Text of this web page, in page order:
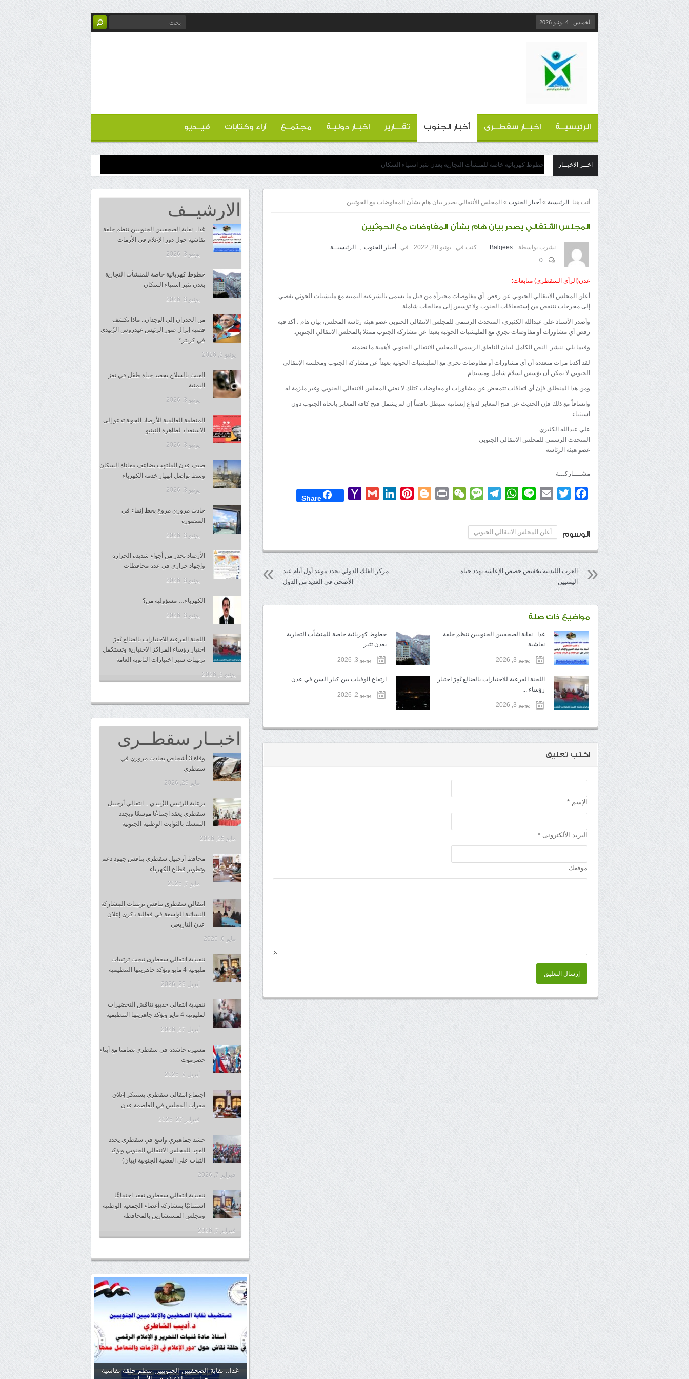
الخميس , 4 يونيو 2026
الرئيسيــة اخبــار سقطــرى أخبار الجنوب تقـــارير اخبـار دوليـة مجتمــع آراء وكتابات فيــديو
اخــر الاخبــار خطوط كهربائية خاصة للمنشأت التجارية بعدن تثير استياء السكان
أنت هنا : الرئيسية » أخبار الجنوب » المجلس الأنتقالي يصدر بيان هام بشأن المفاوضات مع الحوثيين
المجلس الأنتقالي يصدر بيان هام بشأن المفاوضات مع الحوثيين
نشرت بواسطة : Balqees كتب في : يونيو 28, 2022 في أخبار الجنوب ,
الرئيسيــة
0
عدن(الرأي السقطري) متابعات:
أعلن المجلس الانتقالي الجنوبي عن رفض أي مفاوضات مجتزأة من قبل ما تسمى بالشرعية اليمنية مع مليشيات الحوثي تفضي
إلى مخرجات تنتقص من إستحقاقات الجنوب ولا تؤسس إلى معالجات شاملة.
وأصدر الأستاذ علي عبدالله الكثيري، المتحدث الرسمي للمجلس الانتقالي الجنوبي عضو هيئة رئاسة المجلس، بيان هام ، أكد فيه
رفض أي مشاورات أو مفاوضات تجري مع المليشيات الحوثية بعيدا عن مشاركة الجنوب ممثلا بالمجلس الانتقالي الجنوبي.
وفيما يلي ننشر النص الكامل لبيان الناطق الرسمي للمجلس الانتقالي الجنوبي لأهمية ما تضمنه:
لقد أكدنا مرات متعددة أن أي مشاورات أو مفاوضات تجري مع المليشيات الحوثية بعيداً عن مشاركة الجنوب ومجلسه الإنتقالي
الجنوبي لا يمكن أن تؤسس لسلام شامل ومستدام.
ومن هذا المنطلق فإن أي اتفاقات تتمخض عن مشاورات او مفاوضات كتلك لا تعني المجلس الانتقالي الجنوبي وغير ملزمة له.
واتساقاً مع ذلك فإن الحديث عن فتح المعابر لدواعٍ إنسانية سيظل ناقصاً إن لم يشمل فتح كافة المعابر باتجاه الجنوب دون
استثناء.
علي عبدالله الكثيري
المتحدث الرسمي للمجلس الانتقالي الجنوبي
عضو هيئة الرئاسة
مشــــاركـــة
Facebook
Twitter
Email
Line
WhatsApp
Telegram
Message
WeChat
Print
Blogger
Pinterest
LinkedIn
Gmail
Yahoo
Share
الوسوم أعلن المجلس الانتقالي الجنوبي
مركز الفلك الدولي يحدد موعد أول أيام عيد
الأضحى في العديد من الدول
العرب اللندنية:تخفيض حصص الإعاشة يهدد حياة
اليمنيين
مواضيع ذات صلة
غدا.. نقابة الصحفيين الجنوبيين تنظم حلقة
نقاشية ...
يونيو 3, 2026
خطوط كهربائية خاصة للمنشأت التجارية
بعدن تثير ...
يونيو 3, 2026
اللجنة الفرعية للاختبارات بالضالع تُقِرّ اختيار
رؤساء ...
يونيو 3, 2026
ارتفاع الوفيات بين كبار السن في عدن ...
يونيو 2, 2026
اكتب تعليق
الإسم *
البريد الألكترونى *
موقعك
إرسال التعليق
الارشيــف
غدا.. نقابة الصحفيين الجنوبيين تنظم حلقة
نقاشية حول دور الإعلام في الأزمات
يونيو 3, 2026
خطوط كهربائية خاصة للمنشأت التجارية
بعدن تثير استياء السكان
يونيو 3, 2026
من الجدران إلى الوجدان.. ماذا تكشف
قضية إنزال صور الرئيس عيدروس الزُبيدي
في كريتر؟
يونيو 3, 2026
العبث بالسلاح يحصد حياة طفل في تعز
اليمنية
يونيو 3, 2026
المنظمة العالمية للأرصاد الجوية تدعو إلى
الاستعداد لظاهرة النينيو
يونيو 3, 2026
صيف عدن الملتهب يضاعف معاناة السكان
وسط تواصل انهيار خدمة الكهرباء
يونيو 3, 2026
حادث مروري مروع بخط إنماء في
المنصورة
يونيو 3, 2026
الأرصاد تحذر من أجواء شديدة الحرارة
وإجهاد حراري في عدة محافظات
يونيو 3, 2026
الكهرباء… مسؤولية من؟
يونيو 3, 2026
اللجنة الفرعية للاختبارات بالضالع تُقِرّ
اختيار رؤساء المراكز الاختبارية وتستكمل
ترتيبات سير اختبارات الثانوية العامة
يونيو 3, 2026
اخبــار سقطــرى
وفاة 3 أشخاص بحادث مروري في
سقطرى
مايو 29, 2026
برعاية الرئيس الزُبيدي .. انتقالي أرخبيل
سقطرى يعقد اجتناعُا موسعًا ويجدد
التمسك بالثوابت الوطنية الجنوبية
مايو 25, 2026
محافظ أرخبيل سقطرى يناقش جهود دعم
وتطوير قطاع الكهرباء
مايو 7, 2026
انتقالي سقطرى يناقش ترتيبات المشاركة
النسائية الواسعة في فعالية ذكرى إعلان
عدن التاريخي
مايو 6, 2026
تنفيذية انتقالي سقطرى تبحث ترتيبات
مليونية 4 مايو وتؤكد جاهزيتها التنظيمية
أبريل 29, 2026
تنفيذية انتقالي حديبو تناقش التحضيرات
لمليونية 4 مايو وتؤكد جاهزيتها التنظيمية
أبريل 27, 2026
مسيرة حاشدة في سقطرى تضامنا مع أبناء
حضرموت
أبريل 9, 2026
اجتماع انتقالي سقطرى يستنكر إغلاق
مقرات المجلس في العاصمة عدن
فبراير 27, 2026
حشد جماهيري واسع في سقطرى يجدد
العهد للمجلس الانتقالي الجنوبي ويؤكد
الثبات على القضية الجنوبية (بيان)
فبراير 7, 2026
تنفيذية انتقالي سقطرى تعقد اجتماعًا
استثنائيًا بمشاركة أعضاء الجمعية الوطنية
ومجلس المستشارين بالمحافظة
فبراير 7, 2026
غدا.. نقابة الصحفيين الجنوبيين تنظم حلقة نقاشية